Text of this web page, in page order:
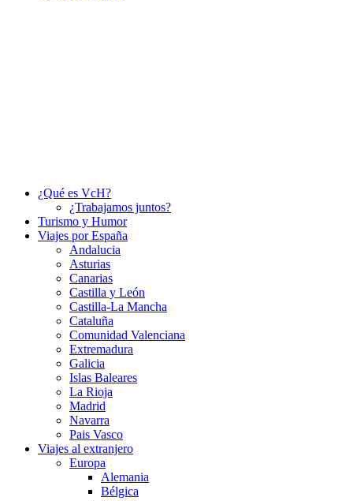
¿Qué es VcH?
¿Trabajamos juntos?
Turismo y Humor
Viajes por España
Andalucia
Asturias
Canarias
Castilla y León
Castilla-La Mancha
Cataluña
Comunidad Valenciana
Extremadura
Galicia
Islas Baleares
La Rioja
Madrid
Navarra
Pais Vasco
Viajes al extranjero
Europa
Alemania
Bélgica